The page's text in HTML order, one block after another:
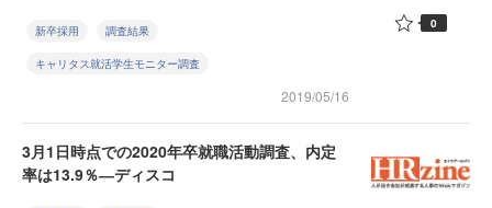
新卒採用 調査結果
キャリタス就活学生モニター調査
2019/05/16
0
3月1日時点での2020年卒就職活動調査、内定
率は13.9％―ディスコ